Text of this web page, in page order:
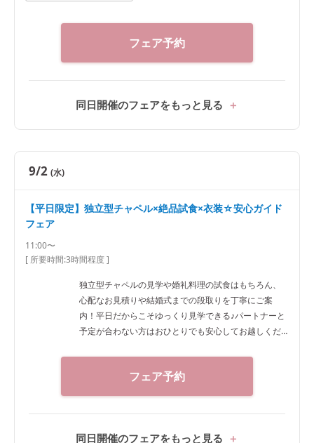
フェア予約
同日開催のフェアをもっと見る
9/2 (水)
【平日限定】独立型チャペル×絶品試食×衣装☆安心ガイド
フェア
11:00〜
[ 所要時間:3時間程度]
独立型チャペルの見学や婚礼料理の試食はもちろん、
心配なお見積りや結婚式までの段取りを丁寧にご案
内！平日だからこそゆっくり見学できる♪パートナーと
予定が合わない方はおひとりでも安心してお越しくだ
フェア予約
同日開催のフェアをもっと見る